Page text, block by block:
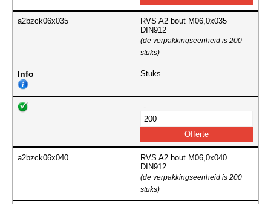
a2bzck06x035
RVS A2 bout M06,0x035
DIN912
(de verpakkingseenheid is 200
stuks)
Info Stuks
-
a2bzck06x040
RVS A2 bout M06,0x040
DIN912
(de verpakkingseenheid is 200
stuks)